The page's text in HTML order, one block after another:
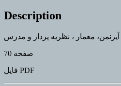
پرداز
quantity
Description
آیزنمن، معمار ، نظریه پرداز و مدرس
70 صفحه
فایل PDF